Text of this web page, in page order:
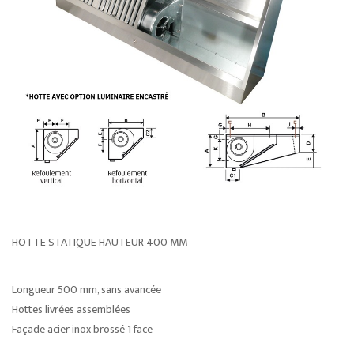
HOTTE STATIQUE HAUTEUR 400 MM
Longueur 500 mm, sans avancée
Hottes livrées assemblées
Façade acier inox brossé 1 face